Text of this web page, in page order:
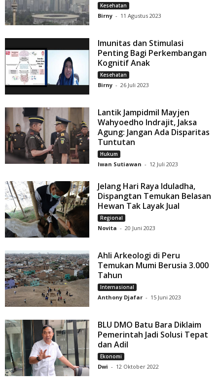
Kesehatan
Birny - 11 Agustus 2023
Imunitas dan Stimulasi
Penting Bagi Perkembangan
Kognitif Anak
Kesehatan
Birny - 26 Juli 2023
Lantik Jampidmil Mayjen
Wahyoedho Indrajit, Jaksa
Agung: Jangan Ada Disparitas
Tuntutan
Hukum
Iwan Sutiawan - 12 Juli 2023
Jelang Hari Raya Iduladha,
Dispangtan Temukan Belasan
Hewan Tak Layak Jual
Regional
Novita - 20 Juni 2023
Ahli Arkeologi di Peru
Temukan Mumi Berusia 3.000
Tahun
Internasional
Anthony Djafar - 15 Juni 2023
BLU DMO Batu Bara Diklaim
Pemerintah Jadi Solusi Tepat
dan Adil
Ekonomi
Dwi - 12 Oktober 2022